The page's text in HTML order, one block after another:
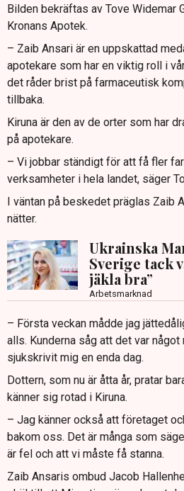
Bilden bekräftas av Tove Widemar
Kronans Apotek.
– Zaib Ansari är en uppskattad
apotekare som har en viktig roll i
det råder brist på farmaceutisk
tillbaka.
Kiruna är den av de orter som har
på apotekare.
– Vi jobbar ständigt för att få fler
verksamheter i hela landet, säger
I väntan på beskedet präglas Zaib
nätter.
Ukrainska
Sverige tack
jäkla bra”
Arbetsmarknad
– Första veckan mådde jag
alls. Kunderna såg att det var
sjukskrivit mig en enda dag.
Dottern, som nu är åtta år, pratar
känner sig rotad i Kiruna.
– Jag känner också att företaget
bakom oss. Det är många som
är fel och att vi måste få stanna.
Zaib Ansaris ombud Jacob